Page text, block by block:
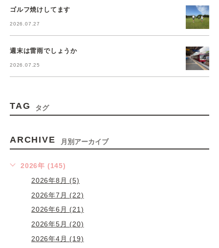
ゴルフ焼けしてます
2026.07.27
週末は雷雨でしょうか
2026.07.25
TAG タグ
ARCHIVE 月別アーカイブ
2026年 (145)
2026年8月 (5)
2026年7月 (22)
2026年6月 (21)
2026年5月 (20)
2026年4月 (19)